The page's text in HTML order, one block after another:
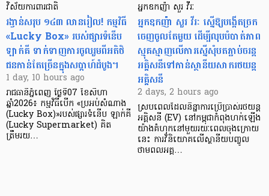
វិស័យការពារជាតិ
រង្វាន់សរុប ១៤៣ លានរៀល! កម្មវិធី
«Lucky Box» របស់ផ្សារទំនើប
ឡាក់គី ទាក់ទាញការចូលរួមពីអតិថិ
ជនកាន់តែច្រើនក្នុងសប្តាហ៍ដំបូង។
1 day, 10 hours ago
រាជធានីភ្នំពេញ ថ្ងៃទី07 ខែសីហា
ឆ្នាំ2026៖ កម្មវិធីបើក «ប្រអប់សំណាង
(Lucky Box)»របស់ផ្សារទំនើប ឡាក់គី
(Lucky Supermarket) គិត
ត្រឹមរយ…
អ្នកឧកញ៉ា សួរ វីរៈ
អ្នកឧកញ៉ា សួរ វីរៈ ស្នើឱ្យបង្កើតច្រក
ចេញចូលតែមួយ ដើម្បីលុបបំបាត់ភាព
ស្មុគស្មាញលើការស្នើសុំបតភ្ជាប់ចរន្ត
អគ្គិសនីទៅកាន់ស្ថានីយសាករថយន្ត
អគ្គិសនី
2 days, 2 hours ago
ស្របពេលដែលនិន្នាការប្រើប្រាស់រថយន្ត
អគ្គិសនី (EV) នៅកម្ពុជាកំពុងហក់ឡើង
យ៉ាងគំហុកនៅមួយរយៈពេលចុងក្រោយ
នេះ ការវិនិយោគលើស្ថានីយបញ្ចូល
ថាមពលអគ្គ…